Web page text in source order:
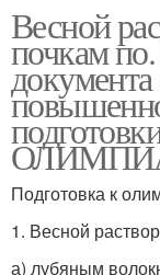
Весной
почкам
Подготовка к
1. Весной
а) лубяным